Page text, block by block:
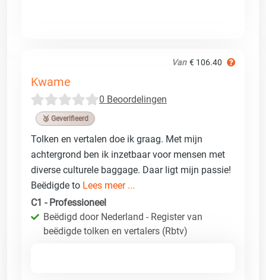
Van € 106.40
Kwame
0 Beoordelingen
🥉 Geverifieerd
Tolken en vertalen doe ik graag. Met mijn
achtergrond ben ik inzetbaar voor mensen met
diverse culturele baggage. Daar ligt mijn passie!
Beëdigde to Lees meer ...
C1 - Professioneel
Beëdigd door Nederland - Register van
beëdigde tolken en vertalers (Rbtv)